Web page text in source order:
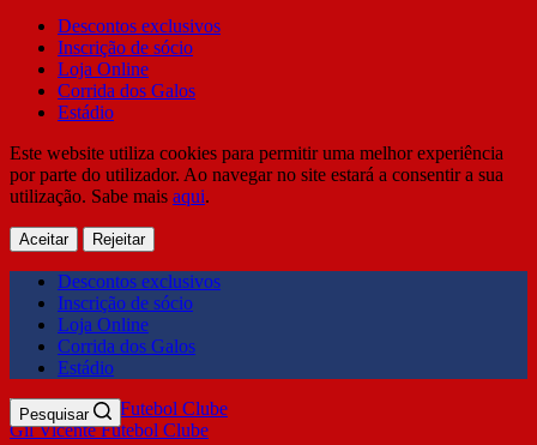
Descontos exclusivos
Inscrição de sócio
Loja Online
Corrida dos Galos
Estádio
Este website utiliza cookies para permitir uma melhor experiência
por parte do utilizador. Ao navegar no site estará a consentir a sua
utilização. Sabe mais aqui.
Aceitar Rejeitar
Descontos exclusivos
Inscrição de sócio
Loja Online
Corrida dos Galos
Estádio
Gil Vicente Futebol Clube
Pesquisar